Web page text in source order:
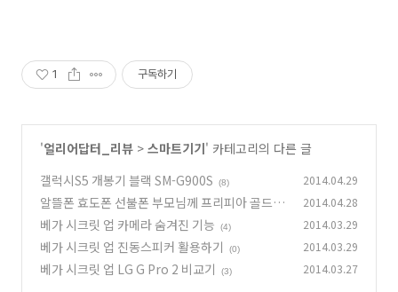
1 구독하기
'얼리어답터_리뷰 > 스마트기기' 카테고리의 다른 글
갤럭시S5 개봉기 블랙 SM-G900S
(8) 2014.04.29
알뜰폰 효도폰 선불폰 부모님께 프리피아 골드폰
(0)
2014.04.28
베가 시크릿 업 카메라 숨겨진 기능 (4) 2014.03.29
베가 시크릿 업 진동스피커 활용하기 (0) 2014.03.29
베가 시크릿 업 LG G Pro 2 비교기 (3) 2014.03.27